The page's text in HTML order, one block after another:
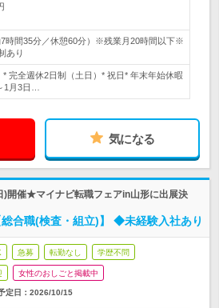
7時間35分／休憩60分）※残業月20時間以下※
あり
* 完全週休2日制（土日）* 祝日* 年末年始休暇
1月3日…
気になる
)開催★マイナビ転職フェアin山形に出展決
合職(検査・組立)】 ◆未経験入社あり
急募 転勤なし 学歴不問
女性のおしごと掲載中
定日： 2026/10/15